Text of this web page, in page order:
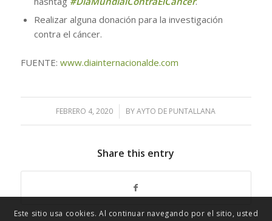
Realizar alguna donación para la investigación
contra el cáncer.
FUENTE: www.diainternacionalde.com
FEBRERO 4, 2020
/ BYAYTO DE PUNTALLANA
Share this entry
Este sitio usa cookies. Al continuar navegando por el sitio, usted